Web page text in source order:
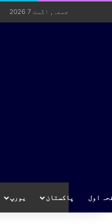
جمعہ, اگست 7 2026
اول پاکستان یورپ